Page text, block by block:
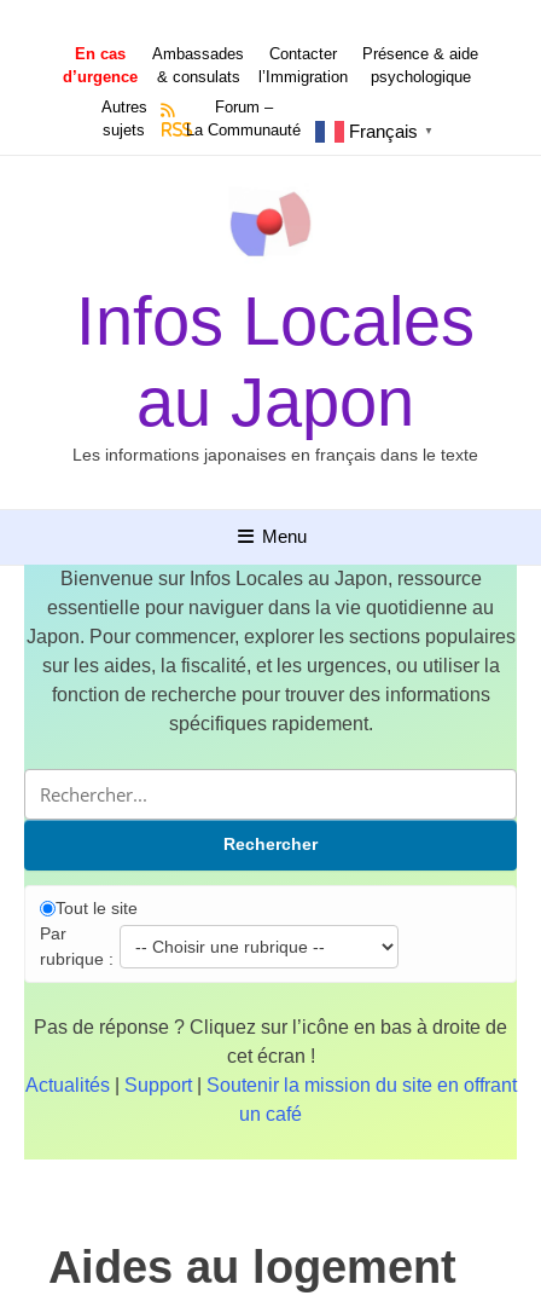
contenu
En cas
d’urgence
Ambassades
& consulats
Contacter
l’Immigration
Présence & aide
psychologique
Autres
sujets
RSS
Forum –
La Communauté
Français ▼
Infos Locales
au Japon
Les informations japonaises en français dans le texte
Menu
Bienvenue sur Infos Locales au Japon, ressource
essentielle pour naviguer dans la vie quotidienne au
Japon. Pour commencer, explorer les sections populaires
sur les aides, la fiscalité, et les urgences, ou utiliser la
fonction de recherche pour trouver des informations
spécifiques rapidement.
Rechercher
Tout le site
Par
rubrique :
Pas de réponse ? Cliquez sur l’icône en bas à droite de
cet écran !
Actualités| Support| Soutenir la mission du site en offrant
un café
Aides au logement